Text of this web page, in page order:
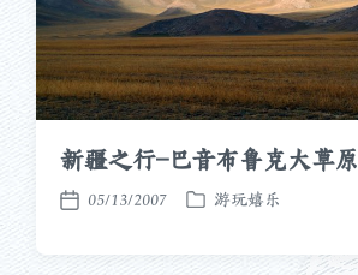
新疆之行–巴音布鲁克大草原
发
日
05/13/2007
发
于
游玩嬉乐